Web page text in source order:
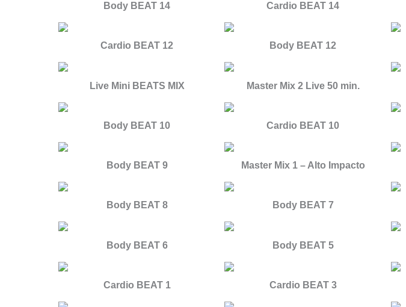
Body BEAT 14 Cardio BEAT 14
Cardio BEAT 12 Body BEAT 12
Live Mini BEATS MIX Master Mix 2 Live 50 min.
Body BEAT 10 Cardio BEAT 10
Body BEAT 9 Master Mix 1 – Alto Impacto
Body BEAT 8 Body BEAT 7
Body BEAT 6 Body BEAT 5
Cardio BEAT 1 Cardio BEAT 3